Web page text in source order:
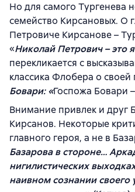
Но для самого Тургенева
семейство Кирсановых. О
Петровиче Кирсанове –
«Николай Петрович – это
перекликается с
классика Флобера о своей
Бовари: «Госпожа Бовари
Внимание привлек и друг
Кирсанов. Некоторые
главного героя, а не в
Базарова в стороне…
нигилистических
наивном сознании своего